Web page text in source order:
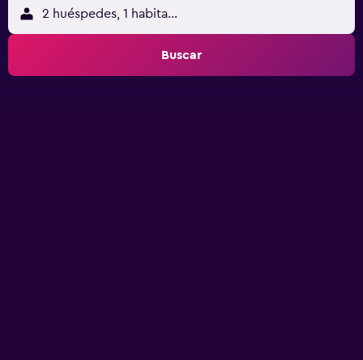
2 huéspedes, 1 habitación
Buscar